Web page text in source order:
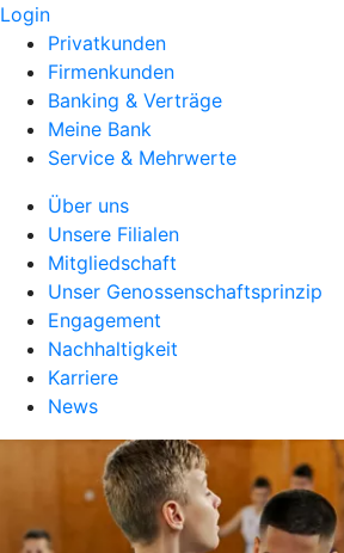
Login
Privatkunden
Firmenkunden
Banking & Verträge
Meine Bank
Service & Mehrwerte
Über uns
Unsere Filialen
Mitgliedschaft
Unser Genossenschaftsprinzip
Engagement
Nachhaltigkeit
Karriere
News